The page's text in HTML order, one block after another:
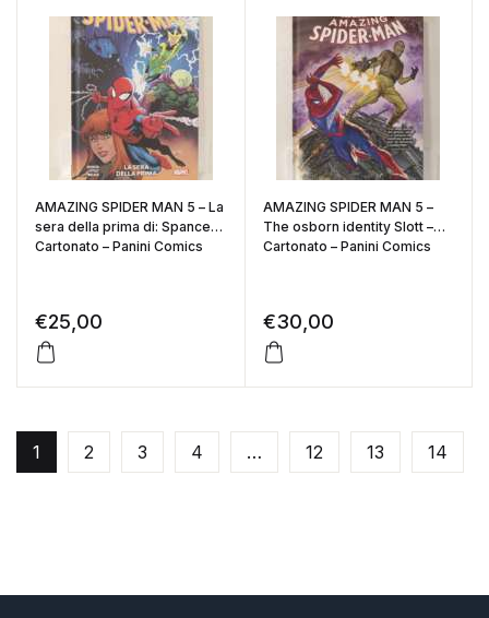
AMAZING SPIDER MAN 5 – La
sera della prima di: Spancer –
Cartonato – Panini Comics
€25,00
AMAZING SPIDER MAN 5 –
The osborn identity Slott –
Cartonato – Panini Comics
€30,00
1 2 3 4 … 12 13 14